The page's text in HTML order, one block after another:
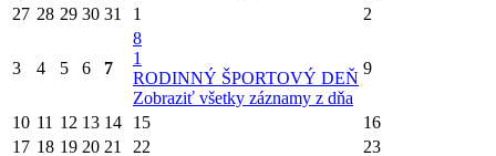
27 28 29 30 31 1 2
3 4 5 6 7
8
1
RODINNÝ ŠPORTOVÝ DEŇ
Zobraziť všetky záznamy z dňa
9
10 11 12 13 14 15
16
17 18 19 20 21 22
23